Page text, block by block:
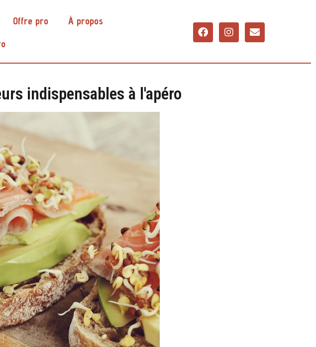
Offre pro
À propos
indispensables à l'apéro